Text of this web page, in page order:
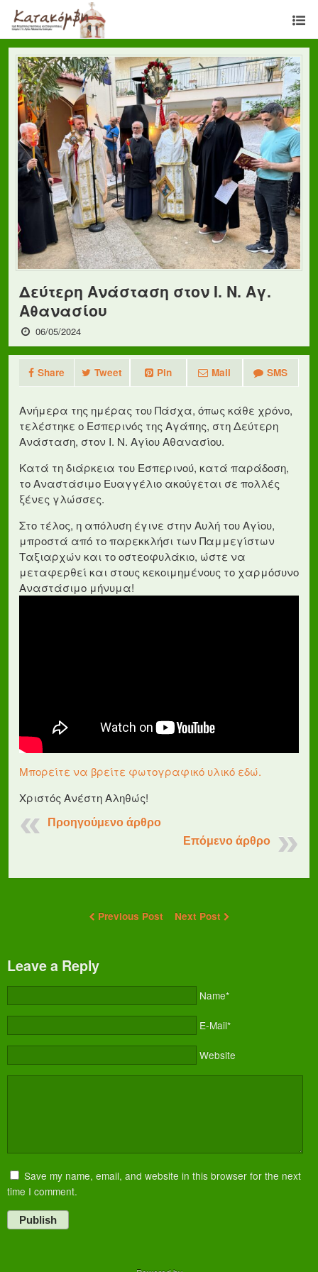
Δεύτερη Ανάσταση στον Ι. Ν. Αγ.
Αθανασίου
06/05/2024
Share Tweet Pin Mail SMS
Ανήμερα της ημέρας του Πάσχα, όπως κάθε χρόνο,
τελέστηκε ο Εσπερινός της Αγάπης, στη Δεύτερη
Ανάσταση, στον Ι. Ν. Αγίου Αθανασίου.
Κατά τη διάρκεια του Εσπερινού, κατά παράδοση,
το Αναστάσιμο Ευαγγέλιο ακούγεται σε πολλές
ξένες γλώσσες.
Στο τέλος, η απόλυση έγινε στην Αυλή του Αγίου,
μπροστά από το παρεκκλήσι των Παμμεγίστων
Ταξιαρχών και το οστεοφυλάκιο, ώστε να
μεταφερθεί και στους κεκοιμημένους το χαρμόσυνο
Αναστάσιμο μήνυμα!
Μπορείτε να βρείτε φωτογραφικό υλικό εδώ.
Χριστός Ανέστη Αληθώς!
Προηγούμενο άρθρο
Επόμενο άρθρο
Previous Post Next Post
Leave a Reply
Name*
E-Mail*
Website
Save my name, email, and website in this browser for the next
time I comment.
Publish